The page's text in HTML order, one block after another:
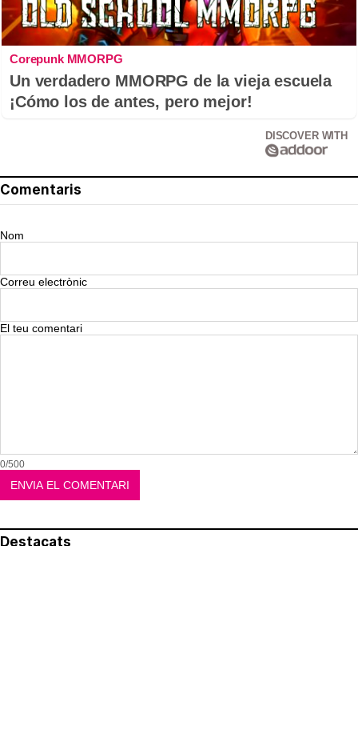
Corepunk MMORPG
Un verdadero MMORPG de la vieja escuela
¡Cómo los de antes, pero mejor!
DISCOVER WITH
Comentaris
Nom
Correu electrònic
El teu comentari
0/500
Destacats